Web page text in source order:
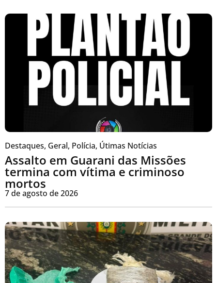
Destaques, Geral, Polícia, Útimas Notícias
Assalto em Guarani das Missões
termina com vítima e criminoso
mortos
7 de agosto de 2026